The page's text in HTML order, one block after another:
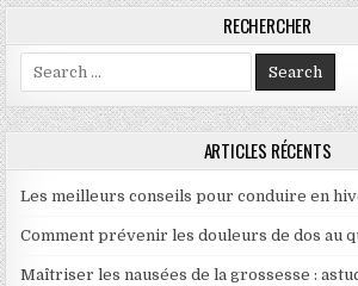
RECHERCHER
Search for:
ARTICLES RÉCENTS
Les meilleurs conseils pour conduire en
Comment prévenir les douleurs de dos au
Maîtriser les nausées de la grossesse :